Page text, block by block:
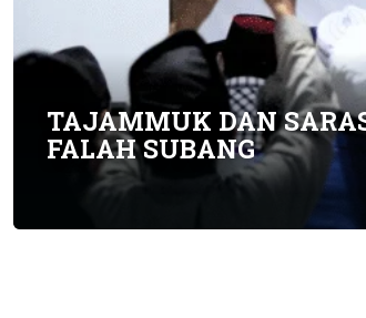
TAJAMMUK DAN
FALAH SUBANG